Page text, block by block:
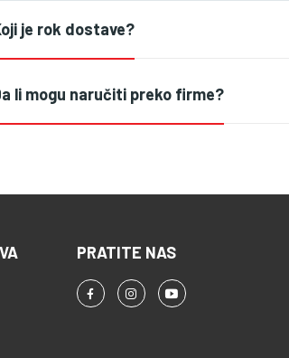
je rok dostave?
li mogu naručiti preko firme?
PRATITE NAS